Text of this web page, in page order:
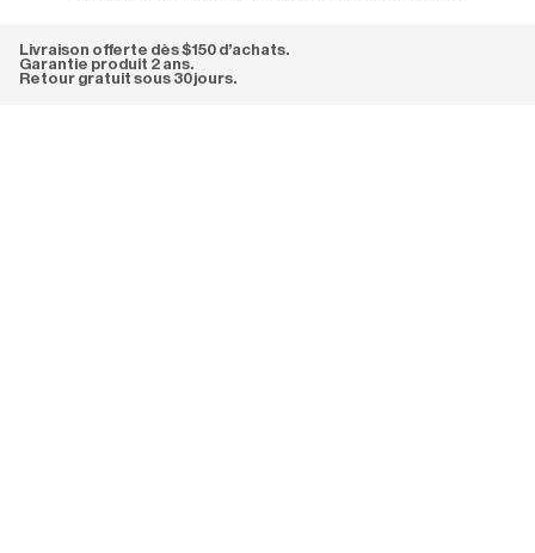
Livraison offerte dès $150 d'achats.
Garantie produit 2 ans.
Retour gratuit sous 30 jours.